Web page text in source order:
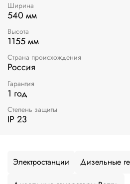
Ширина
540 мм
Высота
1155 мм
Страна происхождения
Россия
Гарантия
1 год
Степень защиты
IP 23
Электростанции
Дизельные